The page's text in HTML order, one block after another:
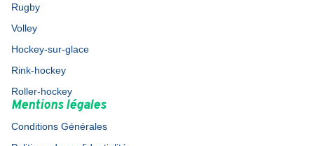
Rugby
Volley
Hockey-sur-glace
Rink-hockey
Roller-hockey
Mentions légales
Conditions Générales